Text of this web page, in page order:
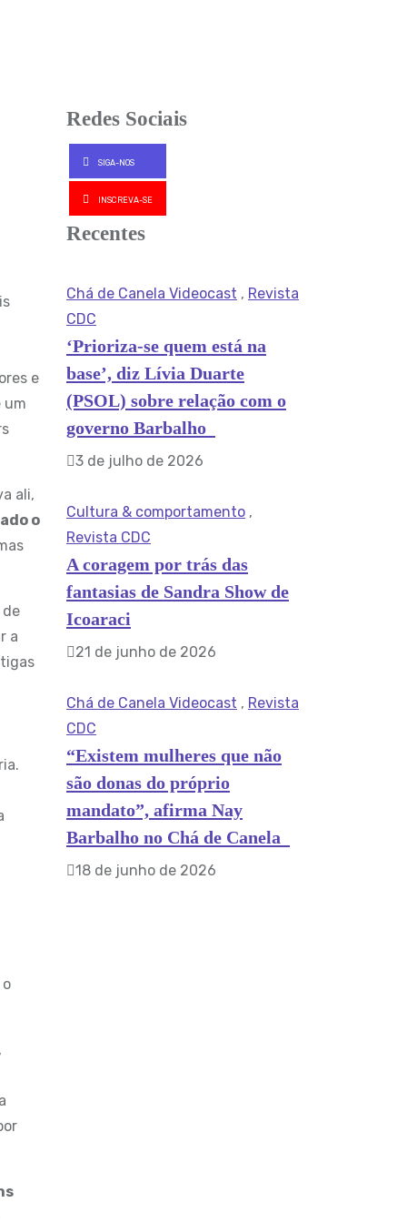
e
um
ali,
o
de
a
,
Redes Sociais
SIGA-NOS
INSCREVA-SE
Recentes
Chá de Canela Videocast , Revista
CDC
‘Prioriza-se quem está na
base’, diz Lívia Duarte
(PSOL) sobre relação com o
governo Barbalho
3 de julho de 2026
Cultura & comportamento ,
Revista CDC
A coragem por trás das
fantasias de Sandra Show de
Icoaraci
21 de junho de 2026
Chá de Canela Videocast , Revista
CDC
“Existem mulheres que não
são donas do próprio
mandato”, afirma Nay
Barbalho no Chá de Canela
18 de junho de 2026